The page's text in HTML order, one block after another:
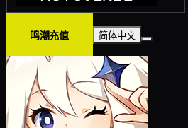
鸣潮充值 简体中文